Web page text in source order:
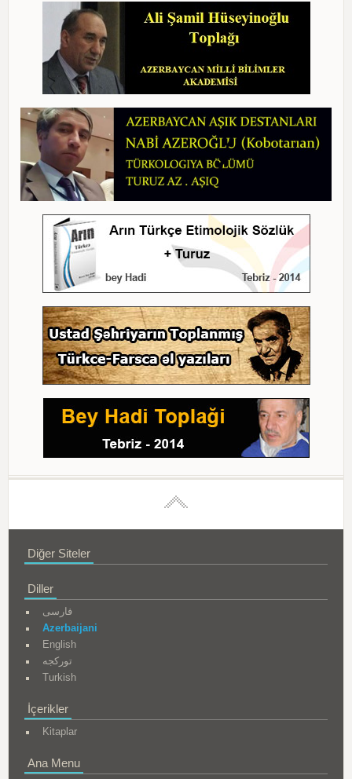
Diğer Siteler
Diller
فارسی
Azerbaijani
English
تورکجه
Turkish
İçerikler
Kitaplar
Ana Menu